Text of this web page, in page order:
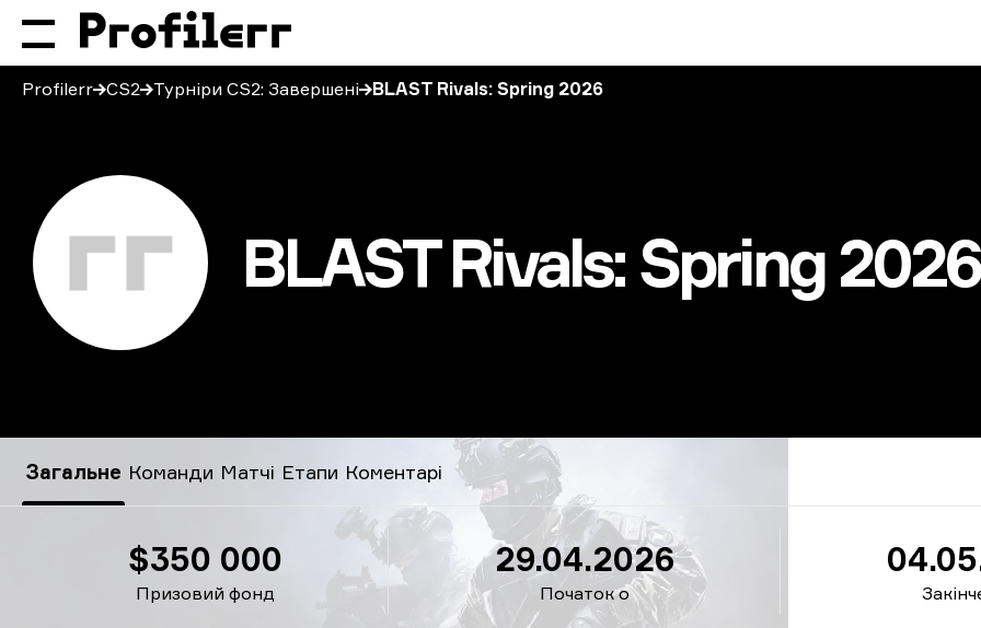
Profilerr CS2 Турніри CS2: Завершені BLAST Rivals: Spring 2026
BLAST Rivals: Spring 2026
Загальне Команди Матчі Етапи Коментарі
Призовий фонд
$350 000
Початок о
29.04.2026